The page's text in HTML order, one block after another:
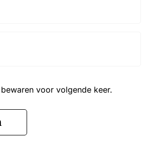
voor volgende keer.